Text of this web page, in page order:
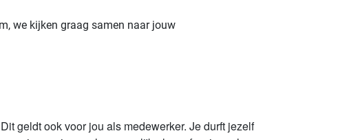
we kijken graag samen naar jouw
geldt ook voor jou als medewerker. Je durft jezelf